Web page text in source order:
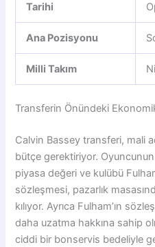
Tarihi
Ana Pozisyonu
Milli Takım
Transferin Önündeki
Calvin Bassey transferi, mali
bütçe gerektiriyor.
piyasa değeri ve kulübü
sözleşmesi, pazarlık
kılıyor. Ayrıca Fulham’ın
daha uzatma hakkına sahip
ciddi bir bonservis bedeliyle